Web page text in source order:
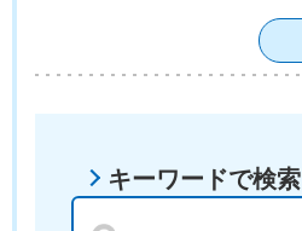
キーワードで検索